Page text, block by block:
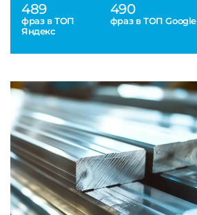
489
фраз в ТОП
Яндекс
490
фраз в ТОП Google